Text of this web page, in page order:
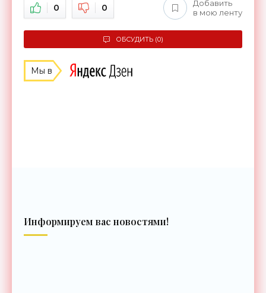
0 0
Добавить
в мою ленту
ОБСУДИТЬ (0)
Мы в
Информируем вас новостями!